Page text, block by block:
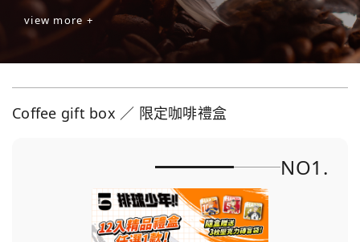
view more +
Coffee gift box ／ 限定咖啡禮盒
NO1.